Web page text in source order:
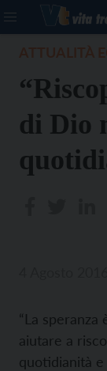
di Dio
“La
aiutare a
quotidianità e